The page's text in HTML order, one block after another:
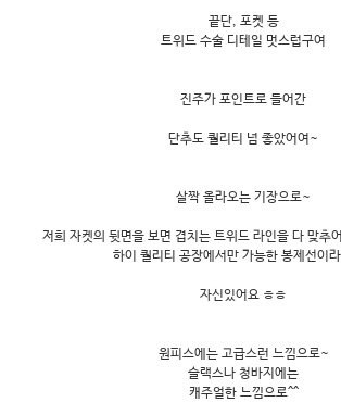
끝단, 포켓 등
트위드 수술 디테일 멋스럽구여
진주가 포인트로 들어간
단추도 퀄리티 넘 좋았어여~
살짝 올라오는 기장으로~
저희 자켓의 뒷면을 보면 겹치는 트위드 라인을 다 맞추
하이 퀄리티 공장에서만 가능한 봉제선이
자신있어요 ㅎㅎ
원피스에는 고급스런 느낌으로~
슬랙스나 청바지에는
캐주얼한 느낌으로^^